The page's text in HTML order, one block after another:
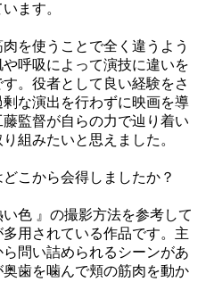
ます。
を使うことで全く違うよう
呼吸によって演技に違いを
。役者として良い経験をさ
な演出を行わずに映画を導
監督が自らの力で辿り着い
組みたいと思えました。
こから会得しましたか？
い色 』の撮影方法を参考して
用されている作品です。主
問い詰められるシーンがあ
歯を噛んで頬の筋肉を動か